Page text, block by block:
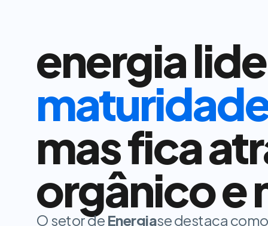
energia
mas fica
orgânico e
O setor de Energiase destaca